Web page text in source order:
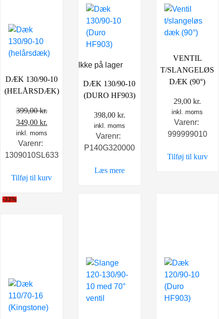
DÆK 130/90-10
(HELÅRSDÆK)
399,00kr.
Den
oprindelige
pris
var:
349,00 kr.
aktuelle
er:
inkl. moms
Varenr:
1309010SL633
Tilføj til kurv
Ikke på lager
DÆK 130/90-10
(DURO HF903)
398,00 kr.
inkl. moms
Varenr:
P140G320000
Læs mere
VENTIL
T/SLANGELØS
DÆK (90°)
29,00kr.
inkl. moms
Varenr:
999999010
Tilføj til kurv
-33%